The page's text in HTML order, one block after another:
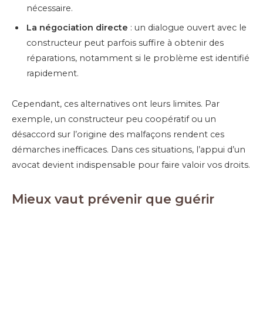
nécessaire.
La négociation directe : un dialogue ouvert avec le
constructeur peut parfois suffire à obtenir des
réparations, notamment si le problème est identifié
rapidement.
Cependant, ces alternatives ont leurs limites. Par
exemple, un constructeur peu coopératif ou un
désaccord sur l’origine des malfaçons rendent ces
démarches inefficaces. Dans ces situations, l’appui d’un
avocat devient indispensable pour faire valoir vos droits.
Mieux vaut prévenir que guérir